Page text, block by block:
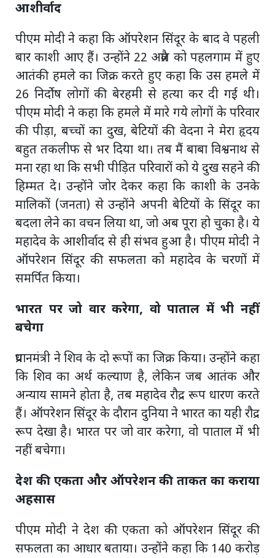
आशीर्वाद
पीएम मोदी ने कहा कि ऑपरेशन सिंदूर के बाद वे पहली
बार काशी आए हैं। उन्होंने 22 अप्रैल को पहलगाम में हुए
आतंकी हमले का जिक्र करते हुए कहा कि उस हमले में
26 निर्दोष लोगों की बेरहमी से हत्या कर दी गई थी।
पीएम मोदी ने कहा कि हमले में मारे गये लोगों के परिवार
की पीड़ा, बच्चों का दुख, बेटियों की वेदना ने मेरा हृदय
बहुत तकलीफ से भर दिया था। तब मैं बाबा विश्वनाथ से
मना रहा था कि सभी पीड़ित परिवारों को ये दुख सहने की
हिम्मत दे। उन्होंने जोर देकर कहा कि काशी के उनके
मालिकों (जनता) से उन्होंने अपनी बेटियों के सिंदूर का
बदला लेने का वचन लिया था, जो अब पूरा हो चुका है। ये
महादेव के आशीर्वाद से ही संभव हुआ है। पीएम मोदी ने
ऑपरेशन सिंदूर की सफलता को महादेव के चरणों में
समर्पित किया।
भारत पर जो वार करेगा, वो पाताल में भी नहीं
बचेगा
प्रधानमंत्री ने शिव के दो रूपों का जिक्र किया। उन्होंने कहा
कि शिव का अर्थ कल्याण है, लेकिन जब आतंक और
अन्याय सामने होता है, तब महादेव रौद्र रूप धारण करते
हैं। ऑपरेशन सिंदूर के दौरान दुनिया ने भारत का यही रौद्र
रूप देखा है। भारत पर जो वार करेगा, वो पाताल में भी
नहीं बचेगा।
देश की एकता और ऑपरेशन की ताकत का कराया
अहसास
पीएम मोदी ने देश की एकता को ऑपरेशन सिंदूर की
सफलता का आधार बताया। उन्होंने कहा कि 140 करोड़